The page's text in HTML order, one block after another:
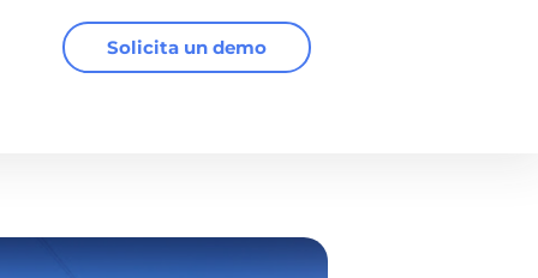
Solicita un demo